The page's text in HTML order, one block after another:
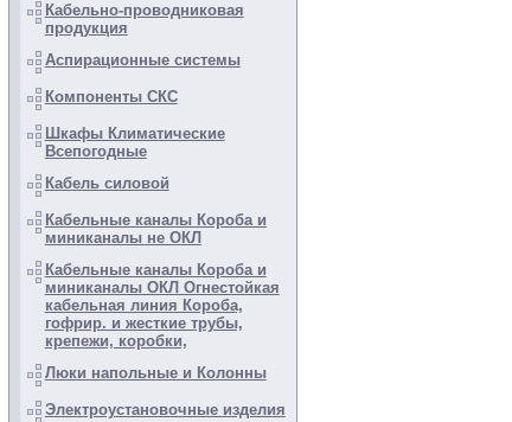
Кабельно-проводниковая
продукция
Аспирационные системы
Компоненты СКС
Шкафы Климатические
Всепогодные
Кабель силовой
Кабельные каналы Короба и
миниканалы не ОКЛ
Кабельные каналы Короба и
миниканалы ОКЛ Огнестойкая
кабельная линия Короба,
гофрир. и жесткие трубы,
крепежи, коробки,
Люки напольные и Колонны
Электроустановочные изделия